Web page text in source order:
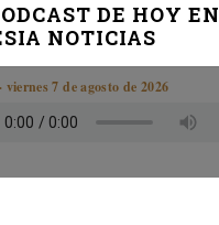
DE HOY EN
NOTICIAS
viernes 7 de agosto de 2026